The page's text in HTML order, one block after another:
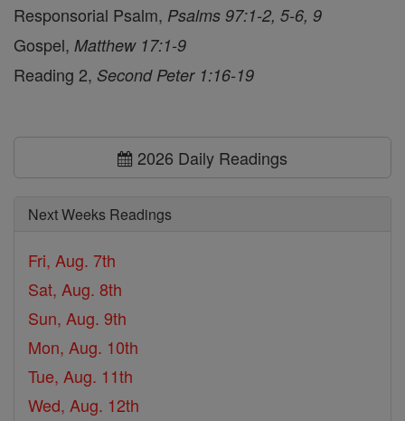
Responsorial Psalm, Psalms 97:1-2, 5-6, 9
Gospel, Matthew 17:1-9
Reading 2, Second Peter 1:16-19
2026 Daily Readings
Next Weeks Readings
Fri, Aug. 7th
Sat, Aug. 8th
Sun, Aug. 9th
Mon, Aug. 10th
Tue, Aug. 11th
Wed, Aug. 12th